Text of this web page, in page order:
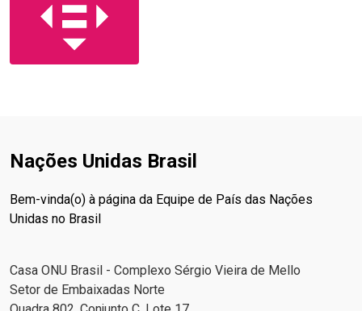
Nações Unidas Brasil
Bem-vinda(o) à página da Equipe de País das Nações
Unidas no Brasil
Casa ONU Brasil - Complexo Sérgio Vieira de Mello
Setor de Embaixadas Norte